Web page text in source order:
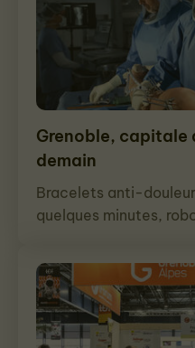
Grenoble, capitale
demain
Bracelets anti-
quelques minutes,